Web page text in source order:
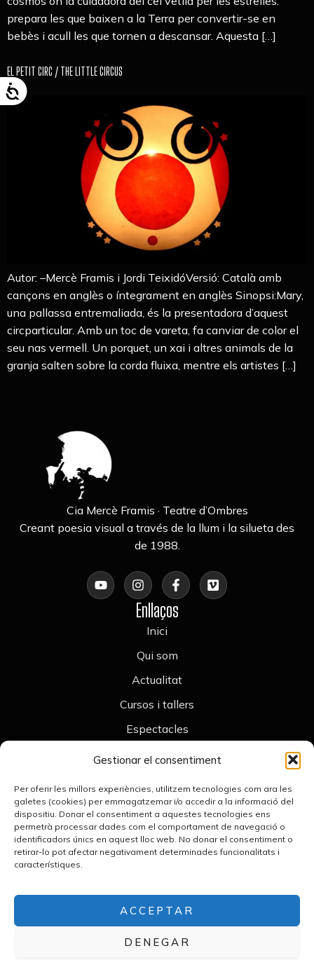
Gestionar el consentiment
Per oferir les millors experiències, utilitzem tecnologies com ara les
galetes (cookies) per emmagatzemar i/o accedir a la informació del
dispositiu. Donar el consentiment a aquestes tecnologies ens
permetrà processar dades com el comportament de navegació o
identificadors únics en aquest lloc web. No donar el consentiment o
retirar-lo pot afectar negativament determinades funcionalitats i
característiques.
ACCEPTAR
DENEGAR
prepara les que baixen a la Terra per convertir-se en
bebès i acull les que tornen a descansar. Aquesta […]
EL PETIT CIRC / THE LITTLE CIRCUS
Autor: –Mercè Framis i Jordi TeixidóVersió: Català amb
cançons en anglès o íntegrament en anglès Sinopsi:Mary,
una pallassa entremaliada, és la presentadora d’aquest
circparticular. Amb un toc de vareta, fa canviar de color el
seu nas vermell. Un porquet, un xai i altres animals de la
granja salten sobre la corda fluixa, mentre els artistes […]
Cia Mercè Framis · Teatre d’Ombres
Creant poesia visual a través de la llum i la silueta des
de 1988.
Enllaços
Inici
Qui som
Actualitat
Cursos i tallers
Espectacles
Contacte
Avís legal
Política de cookies
Declaració d’accessibilitat
+34 676 789 476
merceframis.teatredombres@gmail.com